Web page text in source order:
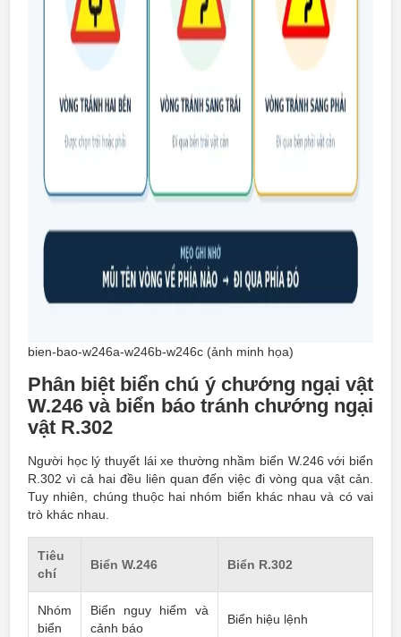
bien-bao-w246a-w246b-w246c (ảnh minh họa)
Phân biệt biển chú ý chướng ngại vật
W.246 và biển báo tránh chướng ngại
vật R.302
Người học lý thuyết lái xe thường nhầm biển W.246 với biển
R.302 vì cả hai đều liên quan đến việc đi vòng qua vật cản.
Tuy nhiên, chúng thuộc hai nhóm biển khác nhau và có vai
trò khác nhau.
Tiêu
chí
Biển W.246 Biển R.302
Nhóm
biển
Biển nguy hiểm và
cảnh báo
Biển hiệu lệnh